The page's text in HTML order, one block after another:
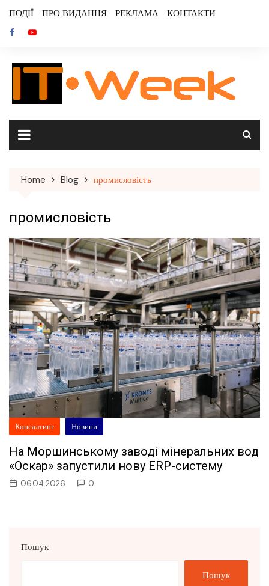
content
ПОДІЇ ПРО ВИДАННЯ РЕКЛАМА КОНТАКТИ
Home Blog промисловість
промисловість
Консалтинг Новини
На Моршинському заводі мінеральних вод
«Оскар» запустили нову ERP-систему
06.04.2026 0
Пошук
Пошук